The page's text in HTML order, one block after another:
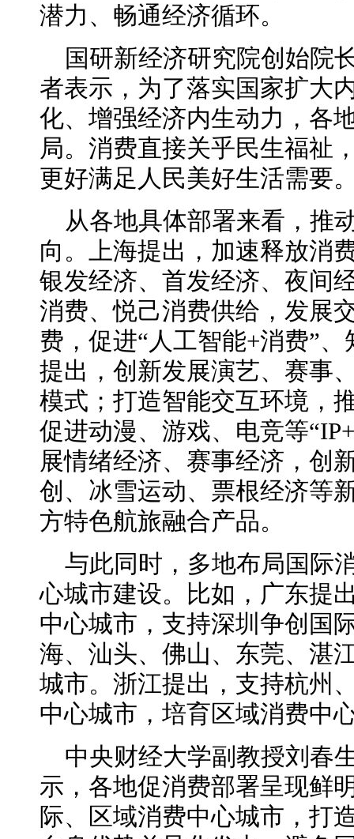
潜力、畅通经济循环。
国研新经济研究院创始院
者表示，为了落实国家扩大
化、增强经济内生动力，各
局。消费直接关乎民生福祉
更好满足人民美好生活需要
从各地具体部署来看，推
向。上海提出，加速释放消
银发经济、首发经济、夜间
消费、悦己消费供给，发展
费，促进“人工智能+消费”
提出，创新发展演艺、赛事
模式；打造智能交互环境，
促进动漫、游戏、电竞等
展情绪经济、赛事经济，创
创、冰雪运动、票根经济等
方特色航旅融合产品。
与此同时，多地布局国际
心城市建设。比如，广东提
中心城市，支持深圳争创国
海、汕头、佛山、东莞、湛
城市。浙江提出，支持杭州
中心城市，培育区域消费中
中央财经大学副教授刘春
示，各地促消费部署呈现鲜
际、区域消费中心城市，打